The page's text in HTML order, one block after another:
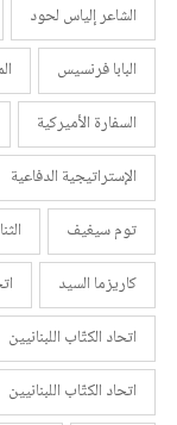
الشاعر إلياس لحود
البابا فرنسيس
السفارة الأميركية
الإستراتيجية الدفاعية
توم سيغيف
كاريزما السيد
اتحاد الكتّاب اللبنانيين
اتحاد الكتّاب اللبنانيين